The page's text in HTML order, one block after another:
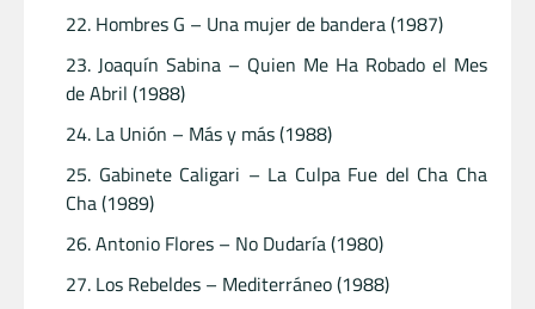
Hombres G – Una mujer de bandera (1987)
Joaquín Sabina – Quien Me Ha Robado el Mes
de Abril (1988)
La Unión – Más y más (1988)
Gabinete Caligari – La Culpa Fue del Cha Cha
Cha (1989)
Antonio Flores – No Dudaría (1980)
Los Rebeldes – Mediterráneo (1988)